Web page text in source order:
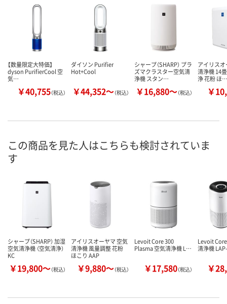
【数量限定大特価】
dyson PurifierCool 空
気…
￥40,755（税込）
ダイソン Purifier
Hot+Cool
￥44,352～（税込）
シャープ（SHARP） プラ
ズマクラスター空気清
浄機 スタン…
￥16,880～（税込）
アイリス
清浄機 14
浄 花粉 ほ…
￥
この商品を見た人はこちらも検討されていま
す
シャープ（SHARP） 加湿
空気清浄機 （空気清浄）
KC
￥19,800～（税込）
アイリスオーヤマ 空気
清浄機 風量調整 花粉
ほこり AAP
￥9,880～（税込）
Levoit Core 300
Plasma 空気清浄機 L…
￥17,580（税込）
Levoit
清浄機
￥